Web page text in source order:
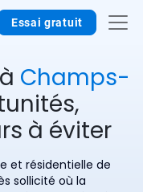
Essai gratuit
Champs-
à éviter
et résidentielle de
sollicité où la